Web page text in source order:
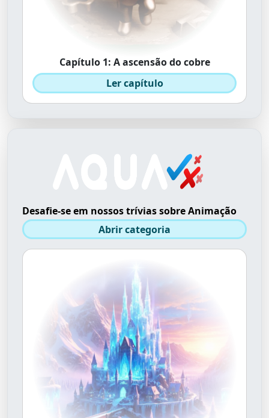
Capítulo 1: A ascensão do cobre
Ler capítulo
Desafie-se em nossos trívias sobre Animação
Abrir categoria